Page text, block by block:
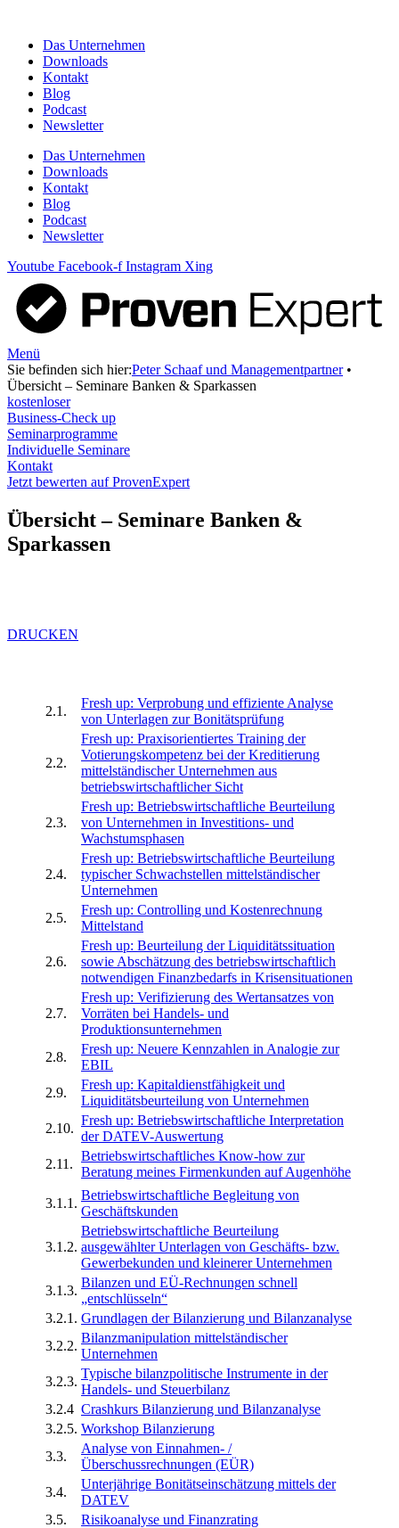
springenDas Unternehmen
Downloads
Kontakt
Blog
Podcast
Newsletter
Das Unternehmen
Downloads
Kontakt
Blog
Podcast
Newsletter
Youtube Facebook-f Instagram Xing
Menü
Sie befinden sich hier:Peter Schaaf und Managementpartner•
Übersicht – Seminare Banken & Sparkassen
kostenloser
Business-Check up
Seminarprogramme
Individuelle Seminare
Kontakt
Jetzt bewerten auf ProvenExpert
Übersicht – Seminare Banken &
Sparkassen
DRUCKEN
2.1.
Fresh up: Verprobung und effiziente Analyse
von Unterlagen zur Bonitätsprüfung
2.2.
Fresh up: Praxisorientiertes Training der
Votierungskompetenz bei der Kreditierung
mittelständischer Unternehmen aus
betriebswirtschaftlicher Sicht
2.3.
Fresh up: Betriebswirtschaftliche Beurteilung
von Unternehmen in Investitions- und
Wachstumsphasen
2.4.
Fresh up: Betriebswirtschaftliche Beurteilung
typischer Schwachstellen mittelständischer
Unternehmen
2.5.
Fresh up: Controlling und Kostenrechnung
Mittelstand
2.6.
Fresh up: Beurteilung der Liquiditätssituation
sowie Abschätzung des betriebswirtschaftlich
notwendigen Finanzbedarfs in Krisensituationen
2.7.
Fresh up: Verifizierung des Wertansatzes von
Vorräten bei Handels- und
Produktionsunternehmen
2.8.
Fresh up: Neuere Kennzahlen in Analogie zur
EBIL
2.9.
Fresh up: Kapitaldienstfähigkeit und
Liquiditätsbeurteilung von Unternehmen
2.10.
Fresh up: Betriebswirtschaftliche Interpretation
der DATEV-Auswertung
2.11.
Betriebswirtschaftliches Know-how zur
Beratung meines Firmenkunden auf Augenhöhe
3.1.1.
Betriebswirtschaftliche Begleitung von
Geschäftskunden
3.1.2.
Betriebswirtschaftliche Beurteilung
ausgewählter Unterlagen von Geschäfts- bzw.
Gewerbekunden und kleinerer Unternehmen
3.1.3.
Bilanzen und EÜ-Rechnungen schnell
„entschlüsseln“
3.2.1. Grundlagen der Bilanzierung und Bilanzanalyse
3.2.2.
Bilanzmanipulation mittelständischer
Unternehmen
3.2.3.
Typische bilanzpolitische Instrumente in der
Handels- und Steuerbilanz
3.2.4 Crashkurs Bilanzierung und Bilanzanalyse
3.2.5. Workshop Bilanzierung
3.3.
Analyse von Einnahmen- /
Überschussrechnungen (EÜR)
3.4.
Unterjährige Bonitätseinschätzung mittels der
DATEV
3.5.
Risikoanalyse und Finanzrating